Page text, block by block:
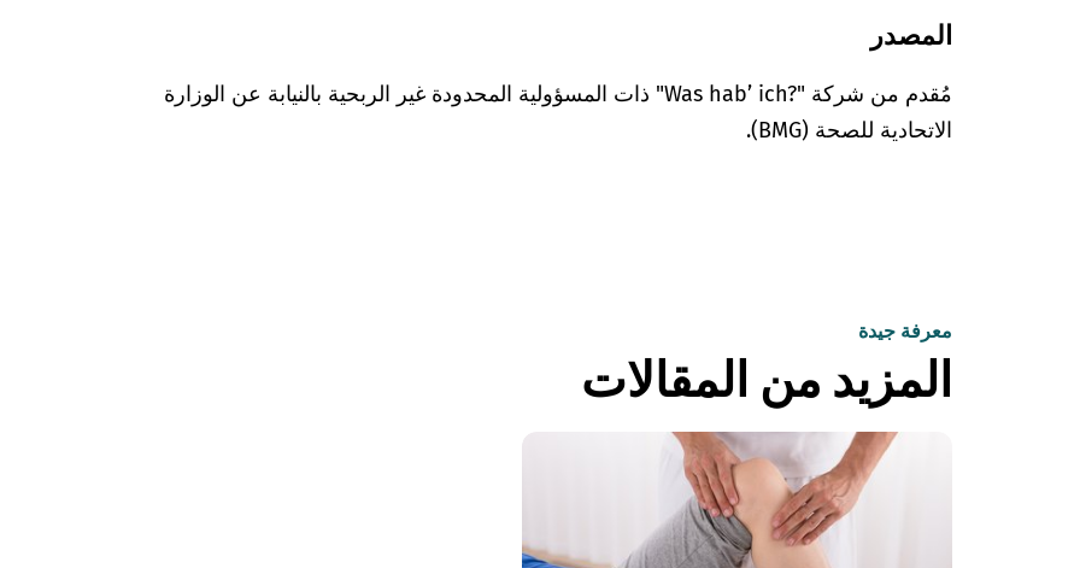
المصدر
مُقدم من شركة "Was hab’ ich?‎" ذات المسؤولية المحدودة غير الربحية بالنيابة عن الوزارة
الاتحادية للصحة (BMG).
معرفة جيدة
المزيد من المقالات